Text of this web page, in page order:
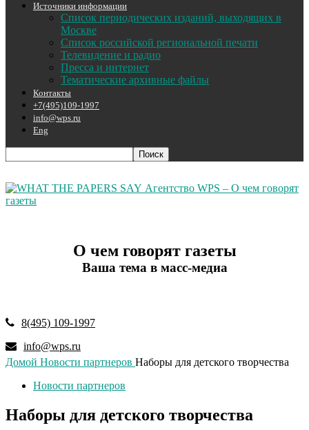
Источники информации
Список периодических изданий, выходящих в
Москве
Список российской региональной печати
Телевидение и радио
Пресса и интернет
Тематические архивные файлы
Контакты
+7(495)109-1997
info@wps.ru
Eng
Агентство WPS – О чем говорят
газеты
О чем говорят газеты
Ваша тема в масс-медиа
8(495) 109-1997
info@wps.ru
Домой Новости партнеров Наборы для детского творчества
Новости партнеров
Наборы для детского творчества